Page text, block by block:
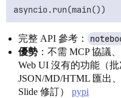
完整 API 參考：
優勢 ：不需 MCP 協議
Web UI 沒有的功能（批
JSON/MD/HTML 匯出
Slide 修訂） pypi